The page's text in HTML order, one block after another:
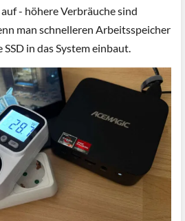
- höhere Verbräuche sind
man schnelleren Arbeitsspeicher
in das System einbaut.